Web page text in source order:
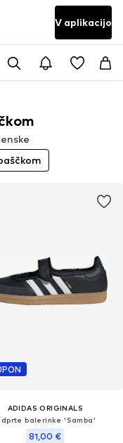
V aplikacijo
ADIDAS ORIGINALS
balerinke 'Samba'
81,00 €